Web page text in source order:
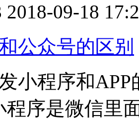
2018-09-18
公众号的区别
小程序和
程序是微信里